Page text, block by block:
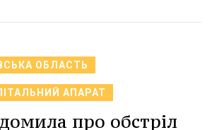
ОБЛАСТЬ
АПАРАТ
про обстріл